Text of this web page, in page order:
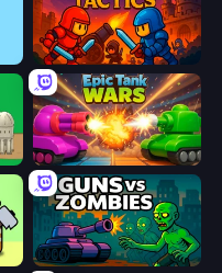
Throne Tactics
Age of Tanks Warriors: TD War Tanks Merge
Zombie Horde: Build & Survive Guns vs Zombies